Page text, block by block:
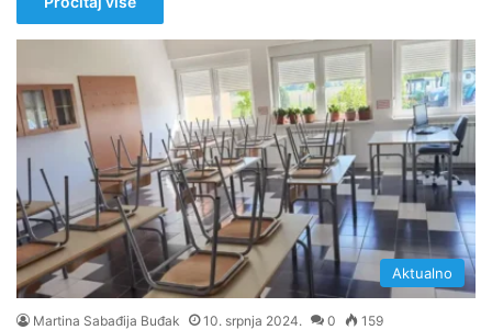
Aktualno
Martina Sabađija Buđak 10. srpnja 2024. 0 159